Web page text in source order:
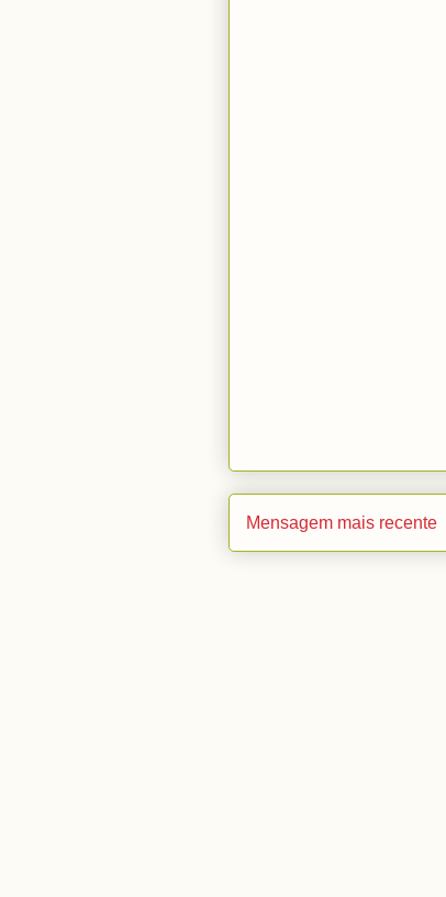
Mensagem mais recente